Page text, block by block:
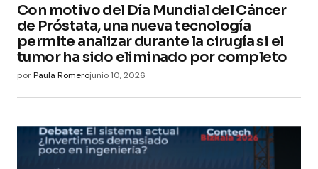
Con motivo del Día Mundial del Cáncer
de Próstata, una nueva tecnología
permite analizar durante la cirugía si el
tumor ha sido eliminado por completo
porPaula Romerojunio 10, 2026